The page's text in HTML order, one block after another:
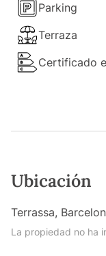
Parking
Terraza
Certificado
Ubicación
Terrassa,
La propiedad no ha